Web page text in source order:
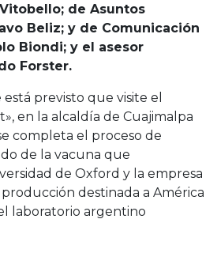
de Asuntos
Beliz; y de Comunicación
Biondi; y el asesor
Forster.
previsto que visite el
en la alcaldía de Cuajimalpa
completa el proceso de
de la vacuna que
de Oxford y la empresa
destinada a América
laboratorio argentino